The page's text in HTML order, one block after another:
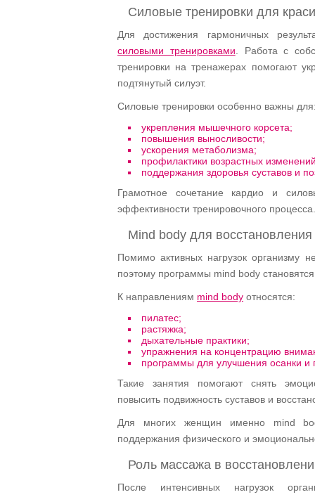
Силовые тренировки для
Для достижения гармоничных
силовыми тренировками . Работа с
тренировки на тренажерах помогают
подтянутый силуэт.
Силовые тренировки особенно важны
укрепления мышечного корсета;
повышения выносливости;
ускорения метаболизма;
профилактики возрастных
поддержания здоровья суставов и
Грамотное сочетание кардио и
эффективности тренировочного процесса.
Mind body для
Помимо активных нагрузок организму
поэтому программы mind body
К направлениям mind body относятся:
пилатес;
растяжка;
дыхательные практики;
упражнения на концентрацию
программы для улучшения осанки и
Такие занятия помогают снять
повысить подвижность суставов и
Для многих женщин именно mind
поддержания физического и
Роль массажа в
После интенсивных нагрузок